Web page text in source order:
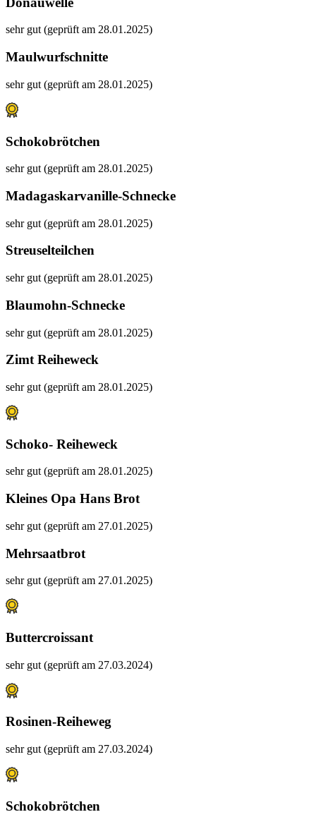
sehr gut (geprüft am 28.01.2025)
Maulwurfschnitte
sehr gut (geprüft am 28.01.2025)
Schokobrötchen
sehr gut (geprüft am 28.01.2025)
Madagaskarvanille-Schnecke
sehr gut (geprüft am 28.01.2025)
Streuselteilchen
sehr gut (geprüft am 28.01.2025)
Blaumohn-Schnecke
sehr gut (geprüft am 28.01.2025)
Zimt Reiheweck
sehr gut (geprüft am 28.01.2025)
Schoko- Reiheweck
sehr gut (geprüft am 28.01.2025)
Kleines Opa Hans Brot
sehr gut (geprüft am 27.01.2025)
Mehrsaatbrot
sehr gut (geprüft am 27.01.2025)
Buttercroissant
sehr gut (geprüft am 27.03.2024)
Rosinen-Reiheweg
sehr gut (geprüft am 27.03.2024)
Schokobrötchen